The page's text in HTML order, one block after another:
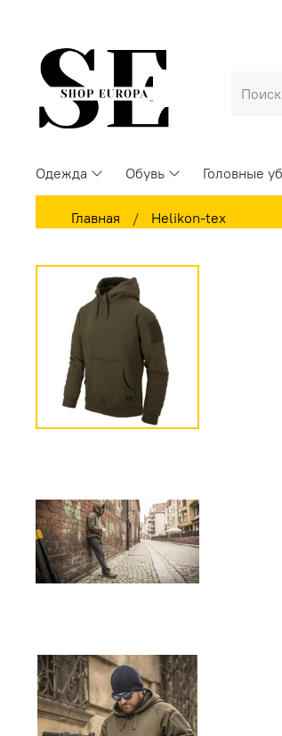
Одежда Обувь Головные
Главная Helikon-tex